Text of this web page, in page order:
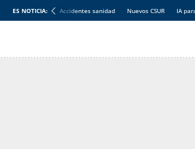
ES NOTICIA: Accidentes sanidad Nuevos CSUR IA